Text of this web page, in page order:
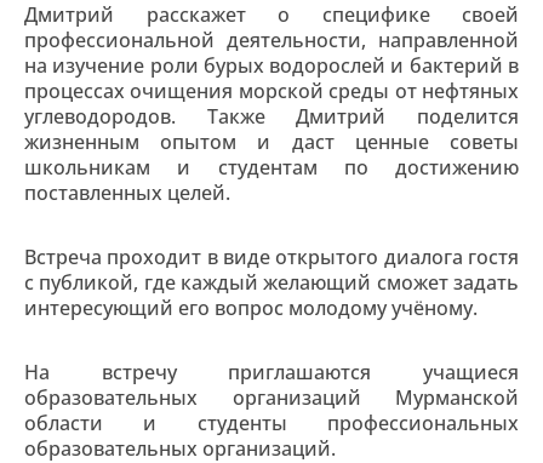
Дмитрий расскажет о специфике своей
профессиональной деятельности, направленной
на изучение роли бурых водорослей и бактерий в
процессах очищения морской среды от нефтяных
углеводородов. Также Дмитрий поделится
жизненным опытом и даст ценные советы
школьникам и студентам по достижению
поставленных целей.
Встреча проходит в виде открытого диалога гостя
с публикой, где каждый желающий сможет задать
интересующий его вопрос молодому учёному.
На встречу приглашаются учащиеся
образовательных организаций Мурманской
области и студенты профессиональных
образовательных организаций.